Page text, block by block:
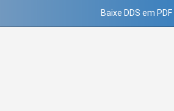
Baixe DDS em PDF